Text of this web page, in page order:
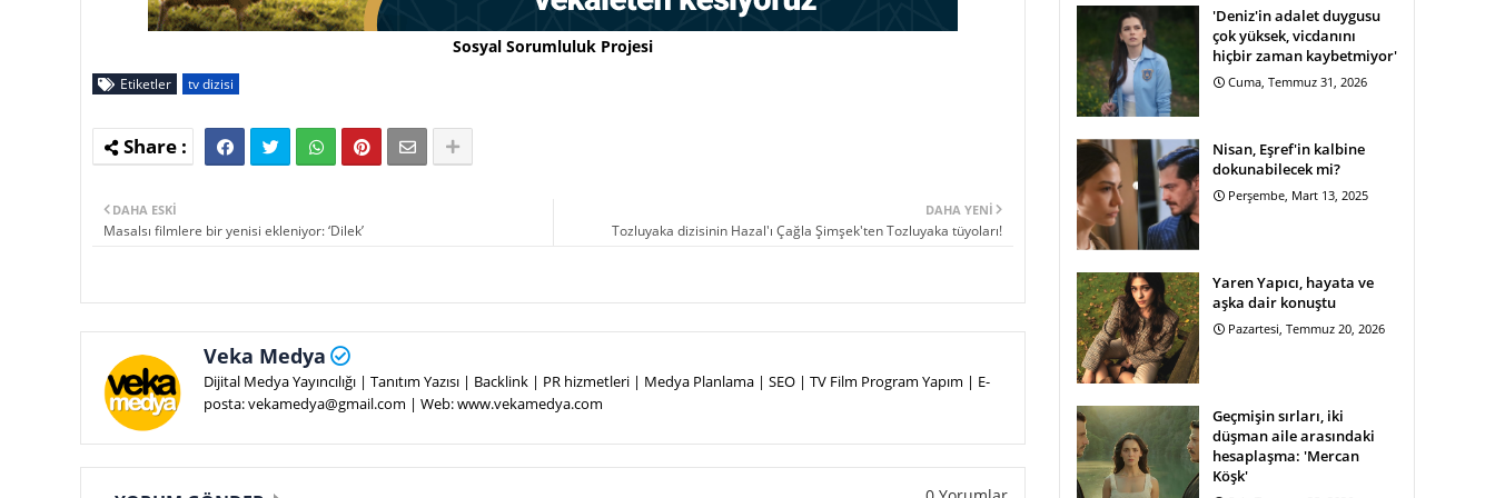
Sosyal Sorumluluk Projesi
Etiketler tv dizisi
DAHA YENI
Tozluyaka dizisinin Hazal'ı Çağla Şimşek'ten Tozluyaka tüyoları!
DAHA ESKI
Masalsı filmlere bir yenisi ekleniyor: ‘Dilek’
Veka Medya
Dijital Medya Yayıncılığı | Tanıtım Yazısı | Backlink | PR hizmetleri | Medya Planlama | SEO | TV Film Program Yapım | E-
posta: vekamedya@gmail.com | Web: www.vekamedya.com
'Deniz'in adalet duygusu
çok yüksek, vicdanını
hiçbir zaman kaybetmiyor'
Cuma, Temmuz 31, 2026
Nisan, Eşref'in kalbine
dokunabilecek mi?
Perşembe, Mart 13, 2025
Yaren Yapıcı, hayata ve
aşka dair konuştu
Pazartesi, Temmuz 20, 2026
Geçmişin sırları, iki
düşman aile arasındaki
hesaplaşma: 'Mercan
Köşk'